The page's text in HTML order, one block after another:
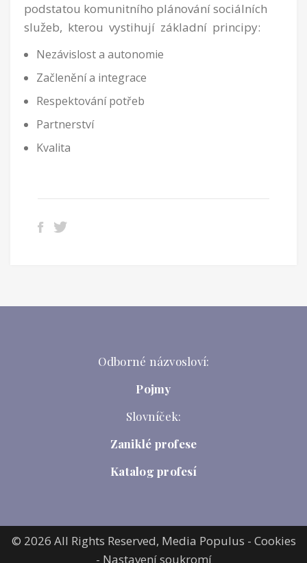
podstatou komunitního plánování sociálních
služeb, kterou vystihují základní principy:
Nezávislost a autonomie
Začlenění a integrace
Respektování potřeb
Partnerství
Kvalita
Odborné názvosloví:
Pojmy
Slovníček:
Zaniklé profese
Katalog profesí
© 2026 All Rights Reserved, Media Populus - Cookies
- Nastavení soukromí